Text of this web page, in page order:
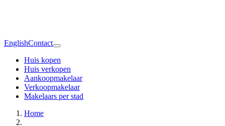
EnglishContact
Huis kopen
Huis verkopen
Aankoopmakelaar
Verkoopmakelaar
Makelaars per stad
Home